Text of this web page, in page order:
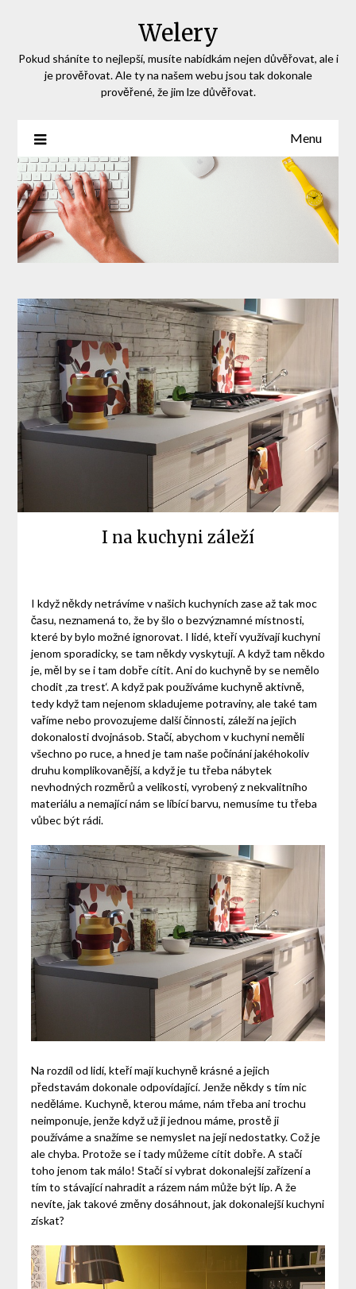
Welery
Pokud sháníte to nejlepší, musíte nabídkám nejen důvěřovat, ale i
je prověřovat. Ale ty na našem webu jsou tak dokonale
prověřené, že jim lze důvěřovat.
Menu
I na kuchyni záleží
I když někdy netrávíme v našich kuchyních zase až tak moc
času, neznamená to, že by šlo o bezvýznamné místnosti,
které by bylo možné ignorovat. I lidé, kteří využívají kuchyni
jenom sporadicky, se tam někdy vyskytují. A když tam někdo
je, měl by se i tam dobře cítit. Ani do kuchyně by se nemělo
chodit ‚za trest‘. A když pak používáme kuchyně aktivně,
tedy když tam nejenom skladujeme potraviny, ale také tam
vaříme nebo provozujeme další činnosti, záleží na jejich
dokonalosti dvojnásob.Stačí, abychom v kuchyni neměli
všechno po ruce, a hned je tam naše počínání jakéhokoliv
druhu komplikovanější, a když je tu třeba nábytek
nevhodných rozměrů a velikosti, vyrobený z nekvalitního
materiálu a nemající nám se líbící barvu, nemusíme tu třeba
vůbec být rádi.
Na rozdíl od lidí, kteří mají kuchyně krásné a jejich
představám dokonale odpovídající. Jenže někdy s tím nic
neděláme. Kuchyně, kterou máme, nám třeba ani trochu
neimponuje, jenže když už ji jednou máme, prostě ji
používáme a snažíme se nemyslet na její nedostatky. Což je
ale chyba. Protože se i tady můžeme cítit dobře. A stačí
toho jenom tak málo! Stačí si vybrat dokonalejší zařízení a
tím to stávající nahradit a rázem nám může být líp.A že
nevíte, jak takové změny dosáhnout, jak dokonalejší kuchyni
získat?